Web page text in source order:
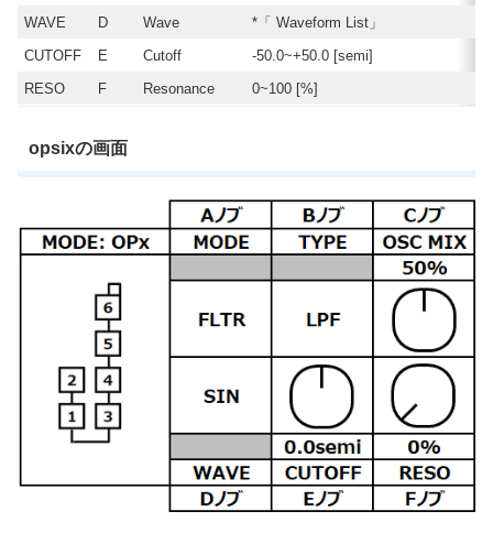
WAVE
D Wave
*「 Waveform List」
CUTOFF
E Cutoff
-50.0~+50.0 [semi]
RESO
F Resonance 0~100 [%]
opsixの画面